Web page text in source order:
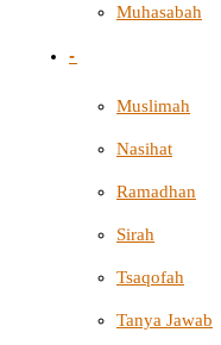
Muhasabah
-
Muslimah
Nasihat
Ramadhan
Sirah
Tsaqofah
Tanya Jawab